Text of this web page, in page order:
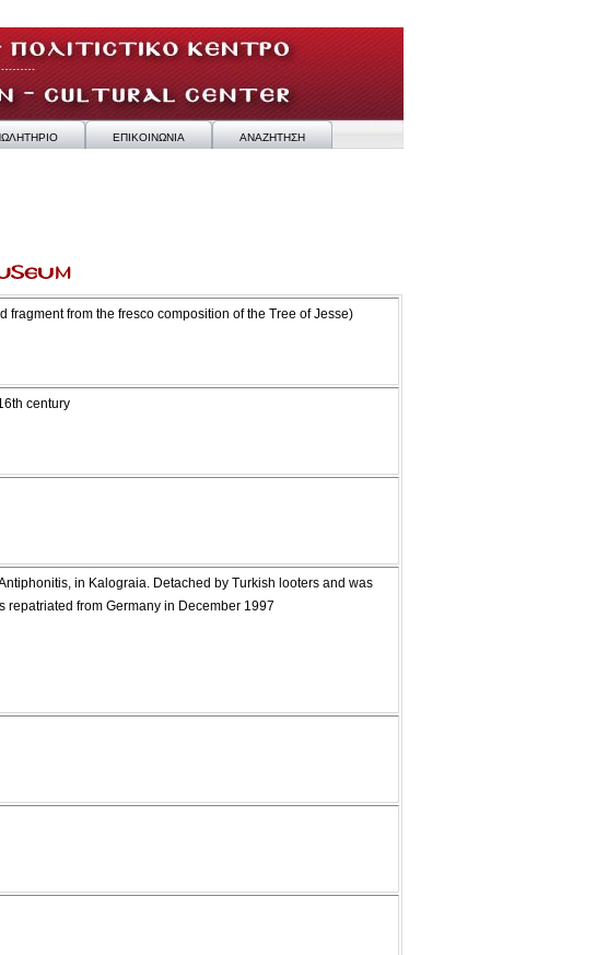
ΕΠΙΚΟΙΝΩΝΙΑ ΑΝΑΖΗΤΗΣΗ
fragment from the fresco composition of the Tree of Jesse)
century
in Kalograia. Detached by Turkish looters and was
repatriated from Germany in December 1997